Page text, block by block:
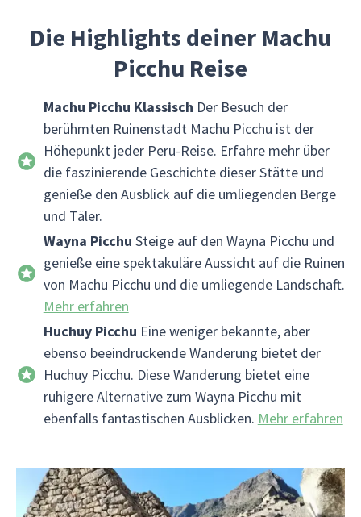
Die Highlights deiner Machu
Picchu Reise
Machu Picchu Klassisch Der Besuch der
berühmten Ruinenstadt Machu Picchu ist der
Höhepunkt jeder Peru-Reise. Erfahre mehr über
die faszinierende Geschichte dieser Stätte und
genieße den Ausblick auf die umliegenden Berge
und Täler.
Wayna Picchu Steige auf den Wayna Picchu und
genieße eine spektakuläre Aussicht auf die Ruinen
von Machu Picchu und die umliegende Landschaft.
Mehr erfahren
Huchuy Picchu Eine weniger bekannte, aber
ebenso beeindruckende Wanderung bietet der
Huchuy Picchu. Diese Wanderung bietet eine
ruhigere Alternative zum Wayna Picchu mit
ebenfalls fantastischen Ausblicken. Mehr erfahren
Geschichtlicher Hintergrund